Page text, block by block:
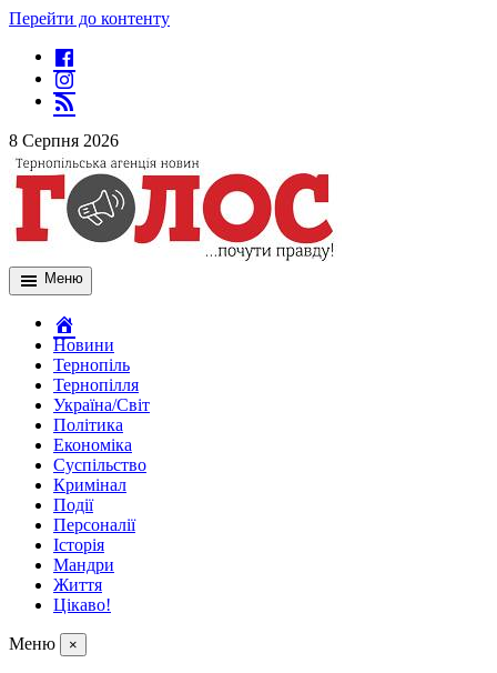
Перейти до контенту
8 Серпня 2026
Меню
Новини
Тернопіль
Тернопілля
Україна/Світ
Політика
Економіка
Суспільство
Кримінал
Події
Персоналії
Історія
Мандри
Життя
Цікаво!
Меню ×